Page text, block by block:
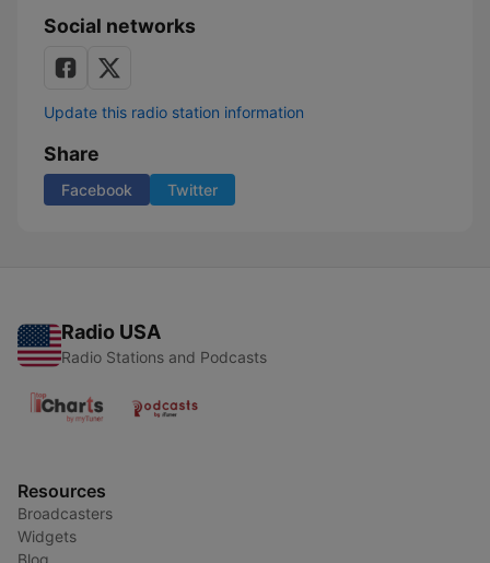
Social networks
Update this radio station information
Share
Facebook Twitter
Radio USA
Radio Stations and Podcasts
Resources
Broadcasters
Widgets
Blog